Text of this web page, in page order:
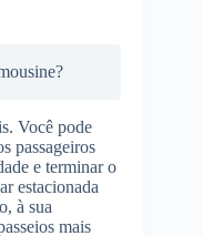
Você pode
passageiros
e terminar o
estacionada
à sua
mais